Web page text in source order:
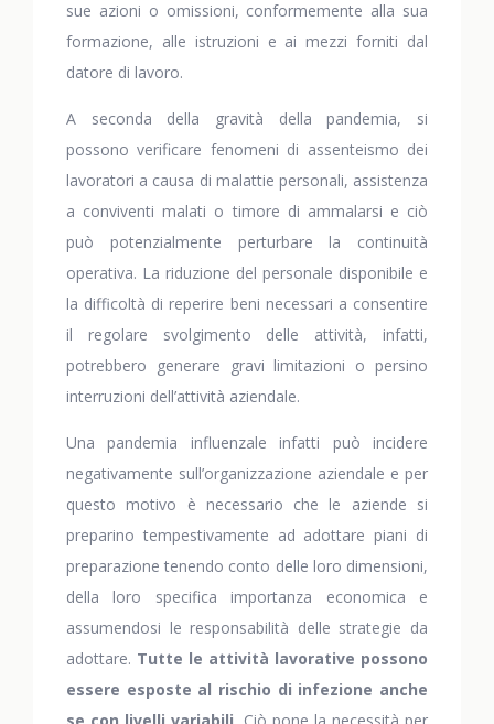
sue azioni o omissioni, conformemente alla sua
formazione, alle istruzioni e ai mezzi forniti dal
datore di lavoro.
A seconda della gravità della pandemia, si
possono verificare fenomeni di assenteismo dei
lavoratori a causa di malattie personali, assistenza
a conviventi malati o timore di ammalarsi e ciò
può potenzialmente perturbare la continuità
operativa. La riduzione del personale disponibile e
la difficoltà di reperire beni necessari a consentire
il regolare svolgimento delle attività, infatti,
potrebbero generare gravi limitazioni o persino
interruzioni dell’attività aziendale.
Una pandemia influenzale infatti può incidere
negativamente sull’organizzazione aziendale e per
questo motivo è necessario che le aziende si
preparino tempestivamente ad adottare piani di
preparazione tenendo conto delle loro dimensioni,
della loro specifica importanza economica e
assumendosi le responsabilità delle strategie da
adottare. Tutte le attività lavorative possono
essere esposte al rischio di infezione anche